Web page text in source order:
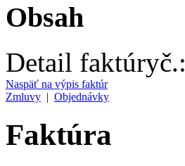
Obsah
Detail faktúryč.:
Naspäť na výpis faktúr
Zmluvy | Objednávky
Faktúra